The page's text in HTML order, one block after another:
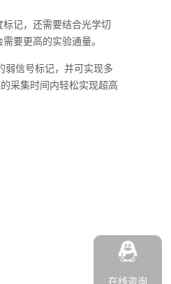
记，还需要结合光学切
要更高的实验通量。
信号标记，并可实现多
采集时间内轻松实现超高
在线咨询